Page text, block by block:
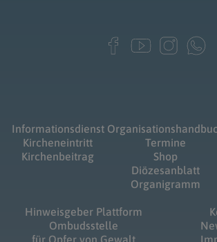
Informationsdienst
Kircheneintritt
Kirchenbeitrag
Termine
Shop
Diözesanblatt
Organigramm
Hinweisgeber Plattform
Ombudsstelle
für Opfer von Gewalt